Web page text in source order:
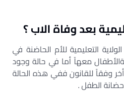
بعد وفاة الاب ؟
التعليمية للأم الحاضنة في
معهاً أما في حالة وجود
وفقاً للقانون ففي هذه الحالة
الطفل .